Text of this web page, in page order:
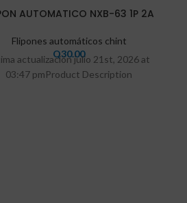
AUTOMATICO NXB-63 1P 2A
Flipones automáticos chint
Q30.00
actualización julio 21st, 2026 at
03:47 pmProduct Description